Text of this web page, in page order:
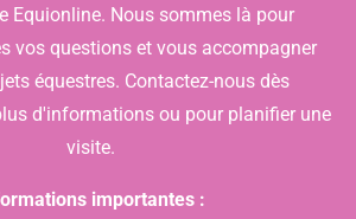
Equionline. Nous sommes là pour
vos questions et vous accompagner
équestres. Contactez-nous dès
d'informations ou pour planifier une
visite.
importantes :